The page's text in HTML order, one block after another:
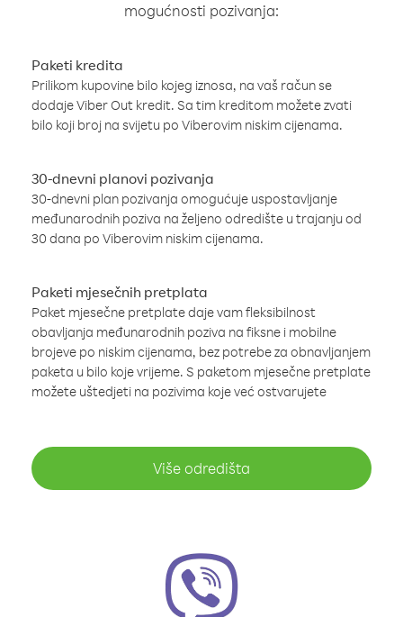
mogućnosti pozivanja:
Paketi kredita
Prilikom kupovine bilo kojeg iznosa, na vaš račun se
dodaje Viber Out kredit. Sa tim kreditom možete zvati
bilo koji broj na svijetu po Viberovim niskim cijenama.
30-dnevni planovi pozivanja
30-dnevni plan pozivanja omogućuje uspostavljanje
međunarodnih poziva na željeno odredište u trajanju od
30 dana po Viberovim niskim cijenama.
Paketi mjesečnih pretplata
Paket mjesečne pretplate daje vam fleksibilnost
obavljanja međunarodnih poziva na fiksne i mobilne
brojeve po niskim cijenama, bez potrebe za obnavljanjem
paketa u bilo koje vrijeme. S paketom mjesečne pretplate
možete uštedjeti na pozivima koje već ostvarujete
Više odredišta